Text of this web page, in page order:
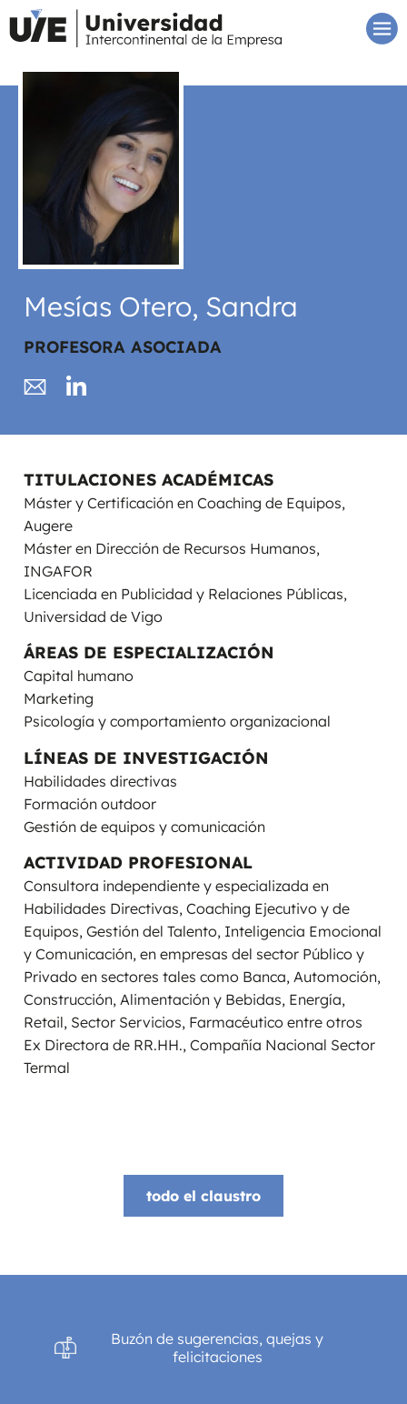
Mesías Otero, Sandra
PROFESORA ASOCIADA
TITULACIONES ACADÉMICAS
Máster y Certificación en Coaching de Equipos,
Augere
Máster en Dirección de Recursos Humanos,
INGAFOR
Licenciada en Publicidad y Relaciones Públicas,
Universidad de Vigo
ÁREAS DE ESPECIALIZACIÓN
Capital humano
Marketing
Psicología y comportamiento organizacional
LÍNEAS DE INVESTIGACIÓN
Habilidades directivas
Formación outdoor
Gestión de equipos y comunicación
ACTIVIDAD PROFESIONAL
Consultora independiente y especializada en
Habilidades Directivas, Coaching Ejecutivo y de
Equipos, Gestión del Talento, Inteligencia Emocional
y Comunicación, en empresas del sector Público y
Privado en sectores tales como Banca, Automoción,
Construcción, Alimentación y Bebidas, Energía,
Retail, Sector Servicios, Farmacéutico entre otros
Ex Directora de RR.HH., Compañía Nacional Sector
Termal
todo el claustro
Buzón de sugerencias, quejas y
felicitaciones